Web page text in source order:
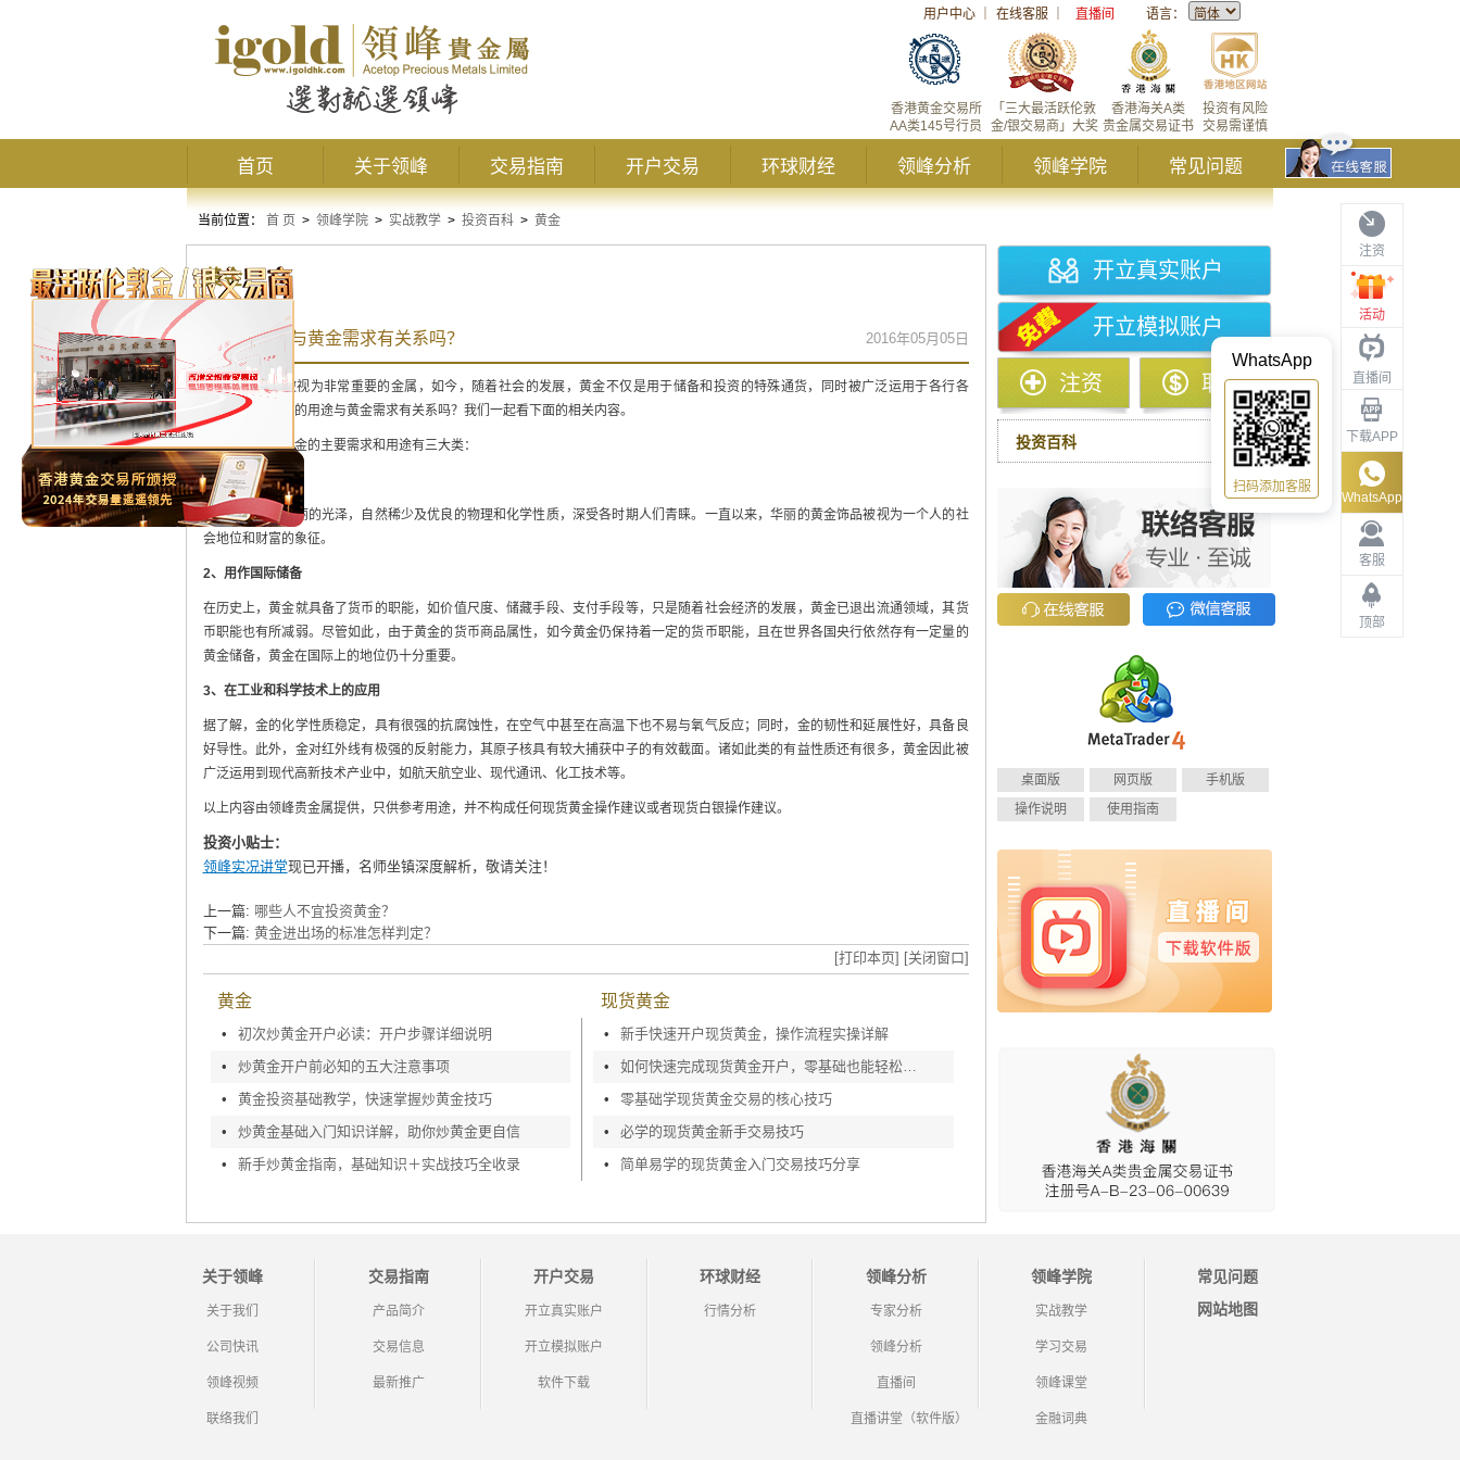
用户中心 在线客服 直播间 语言：
投资有风险
交易需谨慎
香港海关A类
贵金属交易证书
「三大最活跃伦敦
金/银交易商」大奖
香港黄金交易所
AA类145号行员
首页 关于领峰 交易指南 开户交易 环球财经 领峰分析 领峰学院 常见问题
注资
活动
直播间
下载APP
客服
顶部
WhatsApp
WhatsApp
扫码添加客服
当前位置： 首 页 > 领峰学院 > 实战教学 > 投资百科 > 黄金
黄金
黄金的用途与黄金需求有关系吗？ 2016年05月05日
黄金在古代就被视为非常重要的金属，如今，随着社会的发展，黄金不仅是用于储备和投资的特殊通货，同时被广泛运用于各行各
业。那么，黄金的用途与黄金需求有关系吗？我们一起看下面的相关内容。
就目前而言，黄金的主要需求和用途有三大类：
1、用作珠宝装饰
由于黄金具有美丽的光泽，自然稀少及优良的物理和化学性质，深受各时期人们青睐。一直以来，华丽的黄金饰品被视为一个人的社
会地位和财富的象征。
2、用作国际储备
在历史上，黄金就具备了货币的职能，如价值尺度、储藏手段、支付手段等，只是随着社会经济的发展，黄金已退出流通领域，其货
币职能也有所减弱。尽管如此，由于黄金的货币商品属性，如今黄金仍保持着一定的货币职能，且在世界各国央行依然存有一定量的
黄金储备，黄金在国际上的地位仍十分重要。
3、在工业和科学技术上的应用
据了解，金的化学性质稳定，具有很强的抗腐蚀性，在空气中甚至在高温下也不易与氧气反应；同时，金的韧性和延展性好，具备良
好导性。此外，金对红外线有极强的反射能力，其原子核具有较大捕获中子的有效截面。诸如此类的有益性质还有很多，黄金因此被
广泛运用到现代高新技术产业中，如航天航空业、现代通讯、化工技术等。
以上内容由领峰贵金属提供，只供参考用途，并不构成任何现货黄金操作建议或者现货白银操作建议。
投资小贴士：
领峰实况讲堂现已开播，名师坐镇深度解析，敬请关注！
上一篇: 哪些人不宜投资黄金？
下一篇: 黄金进出场的标准怎样判定？
[打印本页] [关闭窗口]
黄金
•
初次炒黄金开户必读：开户步骤详细说明
•
炒黄金开户前必知的五大注意事项
•
黄金投资基础教学，快速掌握炒黄金技巧
•
炒黄金基础入门知识详解，助你炒黄金更自信
•
新手炒黄金指南，基础知识＋实战技巧全收录
现货黄金
•
新手快速开户现货黄金，操作流程实操详解
•
如何快速完成现货黄金开户，零基础也能轻松上手
•
零基础学现货黄金交易的核心技巧
•
必学的现货黄金新手交易技巧
•
简单易学的现货黄金入门交易技巧分享
开立真实账户
开立模拟账户
注资 取款
投资百科
桌面版 网页版
手机版
操作说明
使用指南
关于领峰
关于我们
公司快讯
领峰视频
联络我们
交易指南
产品简介
交易信息
最新推广
开户交易
开立真实账户
开立模拟账户
软件下载
环球财经
行情分析
领峰分析
专家分析
领峰分析
直播间
直播讲堂（软件版）
领峰学院
实战教学
学习交易
领峰课堂
金融词典
常见问题
网站地图